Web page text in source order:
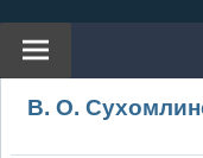
В. О. Сух